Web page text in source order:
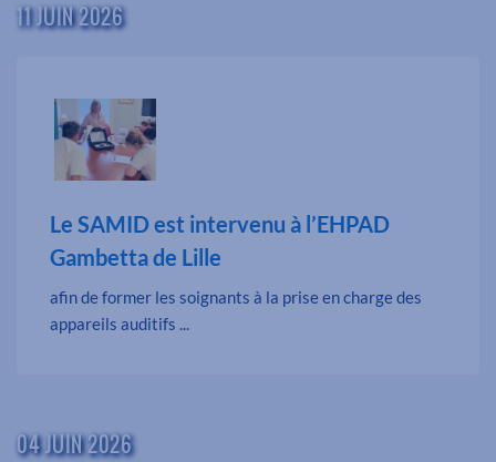
11 JUIN 2026
Le SAMID est intervenu à l’EHPAD
Gambetta de Lille
afin de former les soignants à la prise en charge des
appareils auditifs ...
04 JUIN 2026